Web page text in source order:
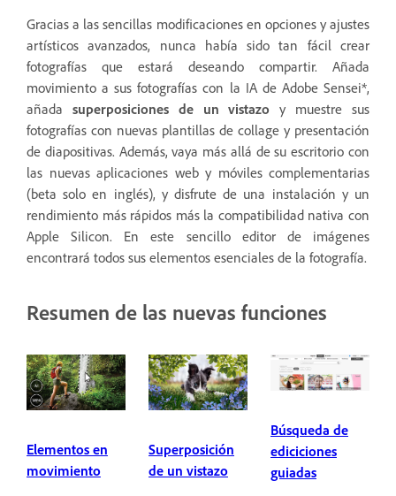
Gracias a las sencillas modificaciones en opciones y ajustes
artísticos avanzados, nunca había sido tan fácil crear
fotografías que estará deseando compartir. Añada
movimiento a sus fotografías con la IA de Adobe Sensei*,
añada superposiciones de un vistazo y muestre sus
fotografías con nuevas plantillas de collage y presentación
de diapositivas. Además, vaya más allá de su escritorio con
las nuevas aplicaciones web y móviles complementarias
(beta solo en inglés), y disfrute de una instalación y un
rendimiento más rápidos más la compatibilidad nativa con
Apple Silicon. En este sencillo editor de imágenes
encontrará todos sus elementos esenciales de la fotografía.
Resumen de las nuevas funciones
Elementos en
movimiento
Superposición
de un vistazo
Búsqueda de
ediciciones
guiadas